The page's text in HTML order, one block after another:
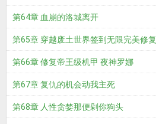
第64章 血崩的洛城离开
第65章 穿越废土世界签到无限完美修复
第66章 修复帝王级机甲 夜神罗娜
第67章 复仇的机会动我主死
第68章 人性贪婪那便剁你狗头